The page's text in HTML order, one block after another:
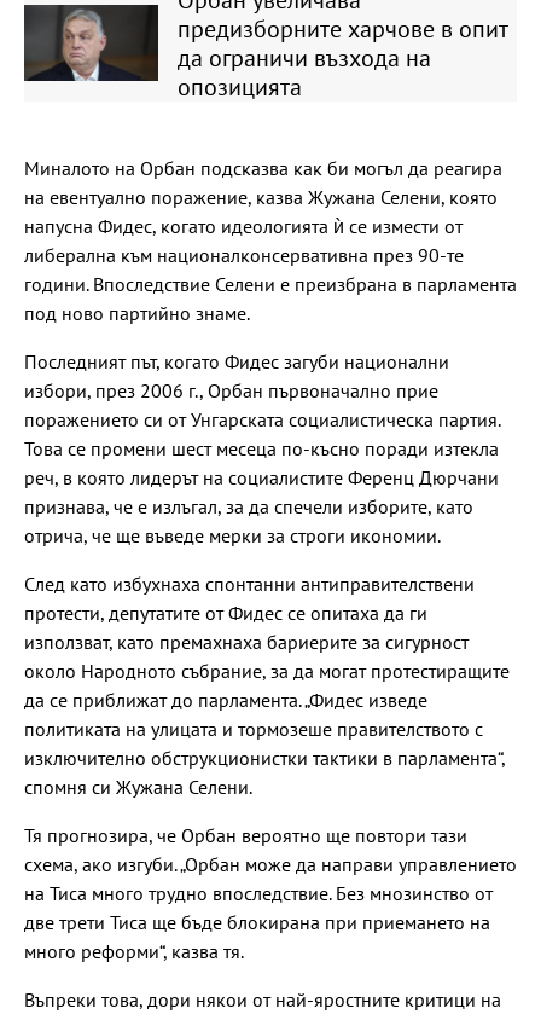
предизборните харчове в опит
да ограничи възхода на
опозицията
Миналото на Орбан подсказва как би могъл да реагира
на евентуално поражение, казва Жужана Селени, която
напусна Фидес, когато идеологията ѝ се измести от
либерална към националконсервативна през 90-те
години. Впоследствие Селени е преизбрана в парламента
под ново партийно знаме.
Последният път, когато Фидес загуби национални
избори, през 2006 г., Орбан първоначално прие
поражението си от Унгарската социалистическа партия.
Това се промени шест месеца по-късно поради изтекла
реч, в която лидерът на социалистите Ференц Дюрчани
признава, че е излъгал, за да спечели изборите, като
отрича, че ще въведе мерки за строги икономии.
След като избухнаха спонтанни антиправителствени
протести, депутатите от Фидес се опитаха да ги
използват, като премахнаха бариерите за сигурност
около Народното събрание, за да могат протестиращите
да се приближат до парламента. „Фидес изведе
политиката на улицата и тормозеше правителството с
изключително обструкционистки тактики в парламента“,
спомня си Жужана Селени.
Тя прогнозира, че Орбан вероятно ще повтори тази
схема, ако изгуби. „Орбан може да направи управлението
на Тиса много трудно впоследствие. Без мнозинство от
две трети Тиса ще бъде блокирана при приемането на
много реформи“, казва тя.
Въпреки това, дори някои от най-яростните критици на